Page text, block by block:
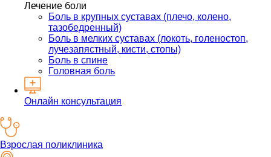
Лечение боли
Боль в крупных суставах (плечо, колено,
тазобедренный)
Боль в мелких суставах (локоть, голеностоп,
лучезапястный, кисти, стопы)
Боль в спине
Головная боль
Онлайн консультация
Взрослая поликлиника